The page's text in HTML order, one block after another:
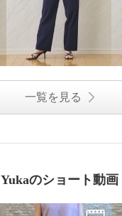
一覧を見る
Yukaのショート動画